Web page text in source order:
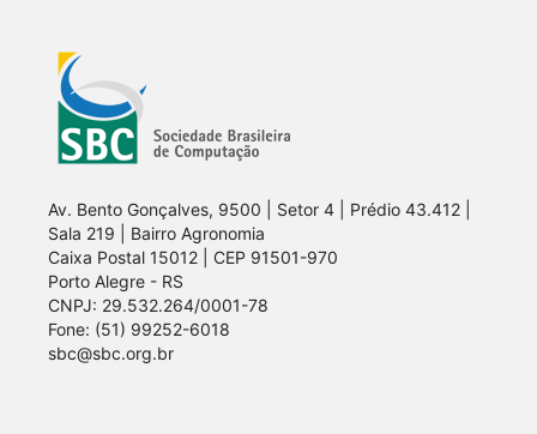
Av. Bento Gonçalves, 9500 | Setor 4 | Prédio 43.412 |
Sala 219 | Bairro Agronomia
Caixa Postal 15012 | CEP 91501-970
Porto Alegre - RS
CNPJ: 29.532.264/0001-78
Fone: (51) 99252-6018
sbc@sbc.org.br